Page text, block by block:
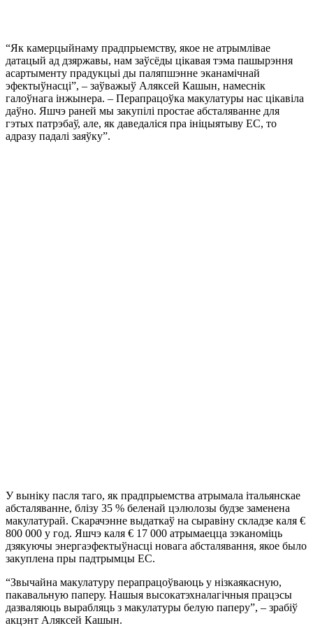
“Як камерцыйнаму прадпрыемству, якое не атрымлівае
датацый ад дзяржавы, нам заўсёды цікавая тэма пашырэння
асартыменту прадукцыі ды паляпшэнне эканамічнай
эфектыўнасці”, – заўважыў Аляксей Кашын, намеснік
галоўнага інжынера. – Перапрацоўка макулатуры нас цікавіла
даўно. Яшчэ раней мы закупілі простае абсталяванне для
гэтых патрэбаў, але, як даведаліся пра ініцыятыву ЕС, то
адразу падалі заяўку”.
У выніку пасля таго, як прадпрыемства атрымала італьянскае
абсталяванне, блізу 35 % беленай цэлюлозы будзе заменена
макулатурай. Скарачэнне выдаткаў на сыравіну складзе каля €
800 000 у год. Яшчэ каля € 17 000 атрымаецца зэканоміць
дзякуючы энергаэфектыўнасці новага абсталявання, якое было
закуплена пры падтрымцы ЕС.
“Звычайна макулатуру перапрацоўваюць у нізкаякасную,
пакавальную паперу. Нашыя высокатэхналагічныя працэсы
дазваляюць вырабляць з макулатуры белую паперу”, – зрабіў
акцэнт Аляксей Кашын.